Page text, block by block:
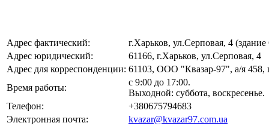
Адрес фактический:
г.Харьков, ул.Серповая, 4
Адрес юридический:
61166, г.Харьков, ул.Серповая, 4
Адрес для корреспонденции: 61103, ООО "Квазар-97", а/я 458,
Время работы:
с 9:00 до 17:00.
Выходной: суббота, воскресенье.
Телефон:
+380675794683
Электронная почта:
kvazar@kvazar97.com.ua